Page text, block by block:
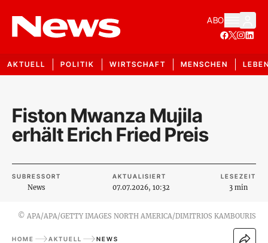
ABO
AKTUELL POLITIK WIRTSCHAFT MENSCHEN
Fiston Mwanza Mujila
erhält Erich Fried Preis
SUBRESSORT
News
AKTUALISIERT
07.07.2026, 10:32
LESEZEIT
3 min
© APA/APA/GETTY IMAGES NORTH AMERICA/DIMITRIOS KAMBOURIS
HOME AKTUELL NEWS